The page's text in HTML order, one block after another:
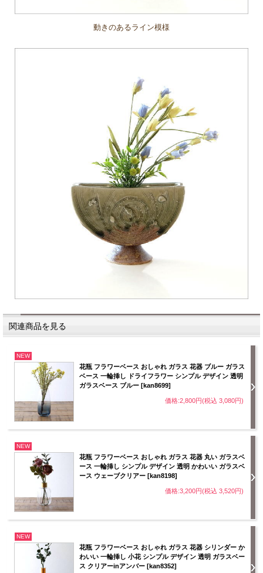
動きのあるライン模様
関連商品を見る
NEW
花瓶 フラワーベース おしゃれ ガラス 花器 ブルー ガラス
ベース 一輪挿し ドライフラワー シンプル デザイン 透明
ガラスベース ブルー [kan8699]
価格:2,800円(税込 3,080円)
NEW
花瓶 フラワーベース おしゃれ ガラス 花器 丸い ガラスベ
ース 一輪挿し シンプル デザイン 透明 かわいい ガラスベ
ース ウェーブクリアー [kan8198]
価格:3,200円(税込 3,520円)
NEW
花瓶 フラワーベース おしゃれ ガラス 花器 シリンダー か
わいい 一輪挿し 小花 シンプル デザイン 透明 ガラスベー
ス クリアーinアンバー [kan8352]